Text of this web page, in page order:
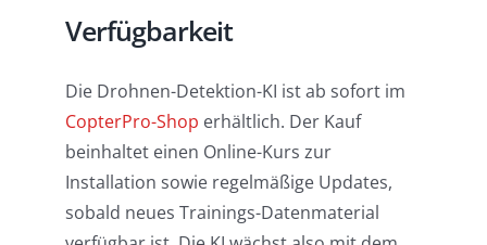
Verfügbarkeit
Die Drohnen-Detektion-KI ist ab sofort im
CopterPro-Shop erhältlich. Der Kauf
beinhaltet einen Online-Kurs zur
Installation sowie regelmäßige Updates,
sobald neues Trainings-Datenmaterial